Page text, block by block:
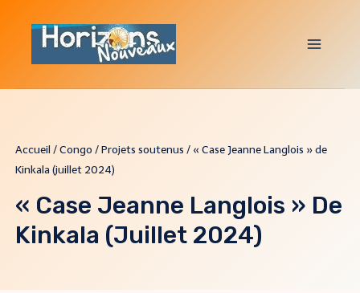
Accueil /Congo /Projets soutenus / « Case Jeanne Langlois » de
Kinkala (juillet 2024)
« Case Jeanne Langlois » De
Kinkala (juillet 2024)